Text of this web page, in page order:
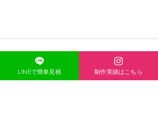
LINEで簡単見積 制作実績はこちら